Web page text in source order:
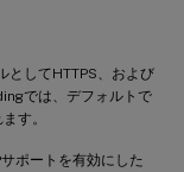
してHTTPS、および
では、デフォルトで
す。
ポートを有効にした